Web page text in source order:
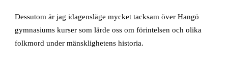
Dessutom är jag idagensläge mycket tacksam över Hangö
gymnasiums kurser som lärde oss om förintelsen och olika
folkmord under mänsklighetens historia.